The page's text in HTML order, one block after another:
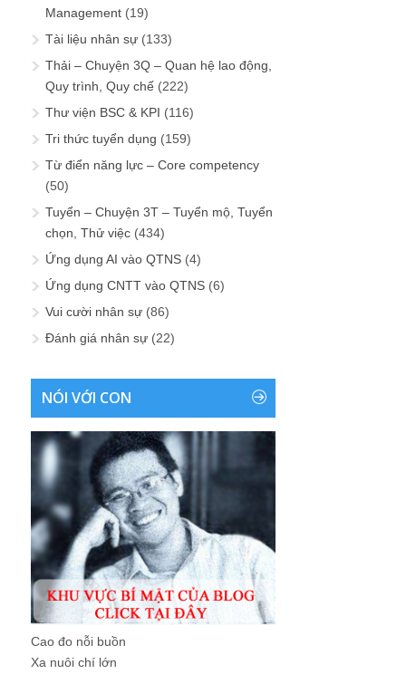
Management (19)
Tài liệu nhân sự (133)
Thải – Chuyện 3Q – Quan hệ lao động,
Quy trình, Quy chế (222)
Thư viện BSC & KPI (116)
Tri thức tuyển dụng (159)
Từ điển năng lực – Core competency
(50)
Tuyển – Chuyện 3T – Tuyển mộ, Tuyển
chọn, Thử việc (434)
Ứng dụng AI vào QTNS (4)
Ứng dụng CNTT vào QTNS (6)
Vui cười nhân sự (86)
Đánh giá nhân sự (22)
NÓI VỚI CON
Cao đo nỗi buồn
Xa nuôi chí lớn